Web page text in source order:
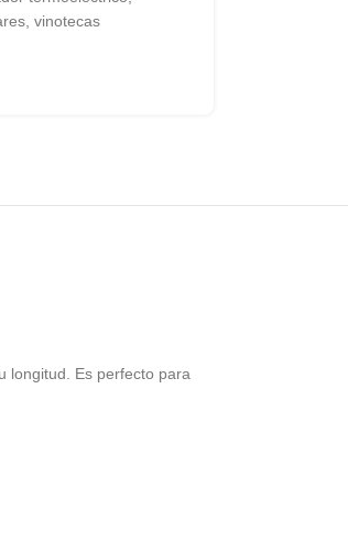
, vinotecas
longitud. Es perfecto para